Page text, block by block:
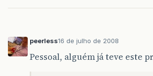
peerless16 de julho de 2008
Pessoal, alguém já teve este